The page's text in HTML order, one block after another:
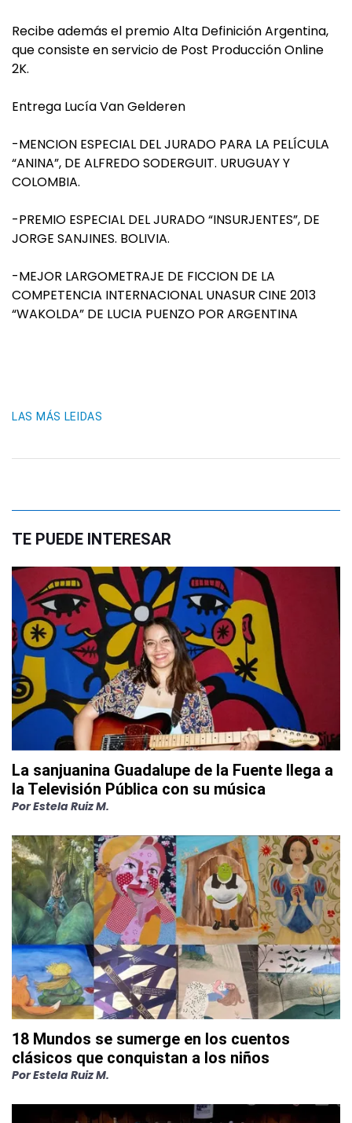
Recibe además el premio Alta Definición Argentina,
que consiste en servicio de Post Producción Online
2K.
Entrega Lucía Van Gelderen
-MENCION ESPECIAL DEL JURADO PARA LA PELÍCULA
“ANINA”, DE ALFREDO SODERGUIT. URUGUAY Y
COLOMBIA.
-PREMIO ESPECIAL DEL JURADO “INSURJENTES”, DE
JORGE SANJINES. BOLIVIA.
-MEJOR LARGOMETRAJE DE FICCION DE LA
COMPETENCIA INTERNACIONAL UNASUR CINE 2013
“WAKOLDA” DE LUCIA PUENZO POR ARGENTINA
LAS MÁS LEIDAS
TE PUEDE INTERESAR
La sanjuanina Guadalupe de la Fuente llega a
la Televisión Pública con su música
PorEstela Ruiz M.
18 Mundos se sumerge en los cuentos
clásicos que conquistan a los niños
PorEstela Ruiz M.